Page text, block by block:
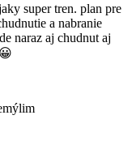
super tren. plan pre
a nabranie
naraz aj chudnut aj